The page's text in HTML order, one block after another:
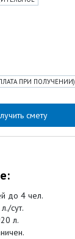
ПРИ ПОЛУЧЕНИИ)
смету
до 4 чел.
сут.
л.